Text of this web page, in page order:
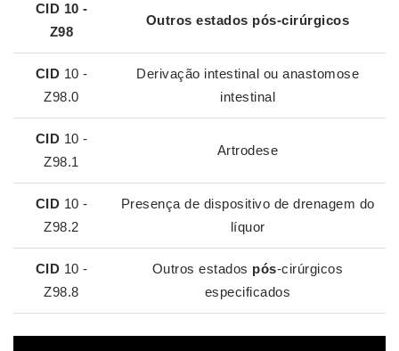
CID 10 -
Z98
Outros estados pós-cirúrgicos
CID 10 -
Z98.0
Derivação intestinal ou anastomose
intestinal
CID 10 -
Z98.1
Artrodese
CID 10 -
Z98.2
Presença de dispositivo de drenagem do
líquor
CID 10 -
Z98.8
Outros estados pós-cirúrgicos
especificados